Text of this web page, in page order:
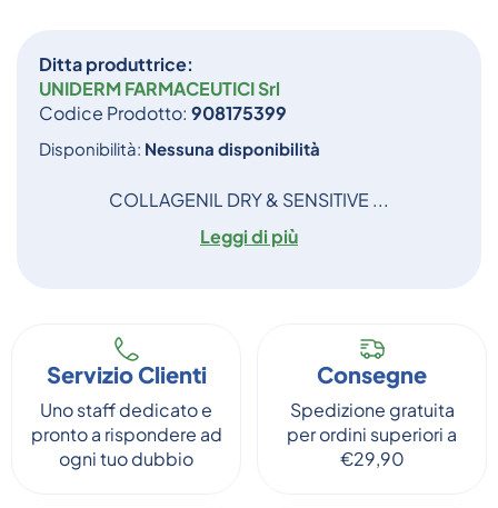
Ditta produttrice:
UNIDERM FARMACEUTICI Srl
Codice Prodotto: 908175399
Disponibilità: Nessuna disponibilità
COLLAGENIL DRY & SENSITIVE ...
Leggi di più
Servizio Clienti
Uno staff dedicato e
pronto a rispondere ad
ogni tuo dubbio
Consegne
Spedizione gratuita
per ordini superiori a
€29,90